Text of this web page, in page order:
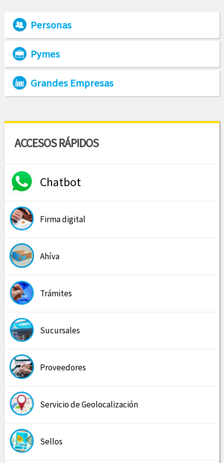
Personas
Pymes
Grandes Empresas
ACCESOS RÁPIDOS
Chatbot
Firma digital
Ahíva
Trámites
Sucursales
Proveedores
Servicio de Geolocalización
Sellos